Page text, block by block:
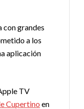
con grandes
a los
aplicación
TV
Cupertino en